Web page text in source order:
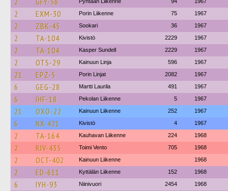
2 EXM-30 Porin Liikenne 75 1967
2 ZBK-45 Sookari 36 1967
2 TA-104 Kivistö 2229 1967
2 TA-104 Kasper Sundell 2229 1967
2 OTS-29 Kainuun Linja 596 1967
21 EPZ-5 Porin Linjat 2082 1967
6 GEG-28 Martti Laurila 491 1967
6 IHF-18 Pekolan Liikenne 5 1967
21 OXO-22 Kainuun Liikenne 252 1967
6 NX-421 Kivistö 4 1967
2 TA-164 Kauhavan Liikenne 224 1968
2 RJV-435 Toimi Vento 705 1968
2 OCT-402 Kainuun Liikenne 1968
2 ED-611 Kyttälän Liikenne 152 1968
6 IYH-93 Niinivuori 2454 1968